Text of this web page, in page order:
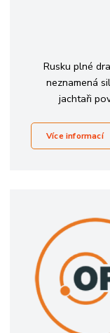
Rusku plné
neznamená
jachtaři
Více informací